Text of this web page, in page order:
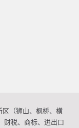
区（狮山、枫桥、横
财税、商标、进出口